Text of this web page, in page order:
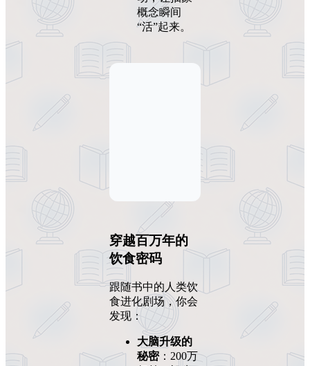
概念瞬间
“活”起来。
穿越百万年的
饮食密码
跟随书中的人类饮
食进化剧场，你会
发现：
大脑升级的
秘密：200万